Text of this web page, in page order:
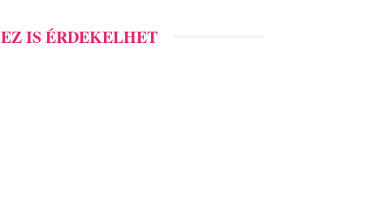
EZ IS ÉRDEKELHET